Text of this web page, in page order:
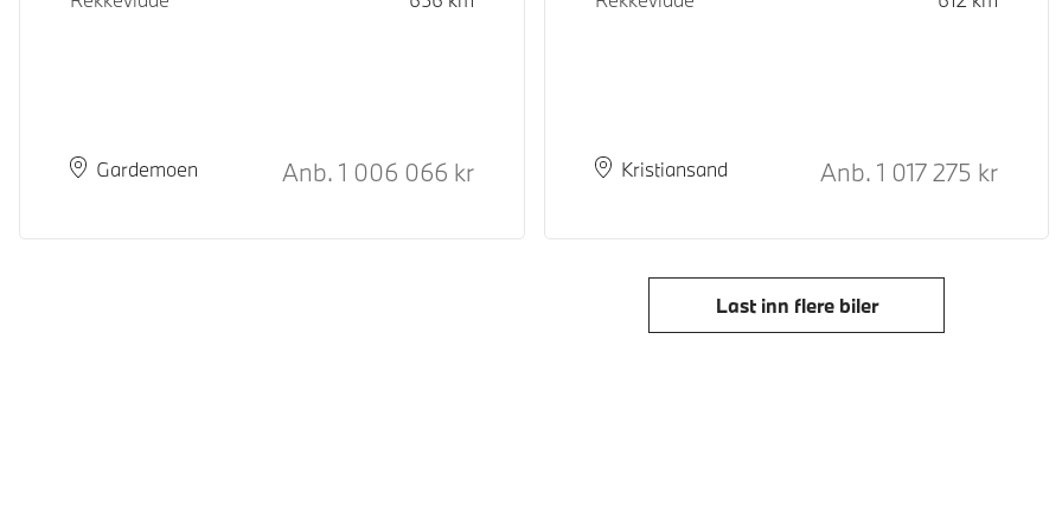
PlassGardemoen
Leveringstid Kontantpris
Anb. 1 006 066 kr PlassKristiansand
Leveringstid Kontantpris
Anb.1 017 275 kr
Last inn flere biler